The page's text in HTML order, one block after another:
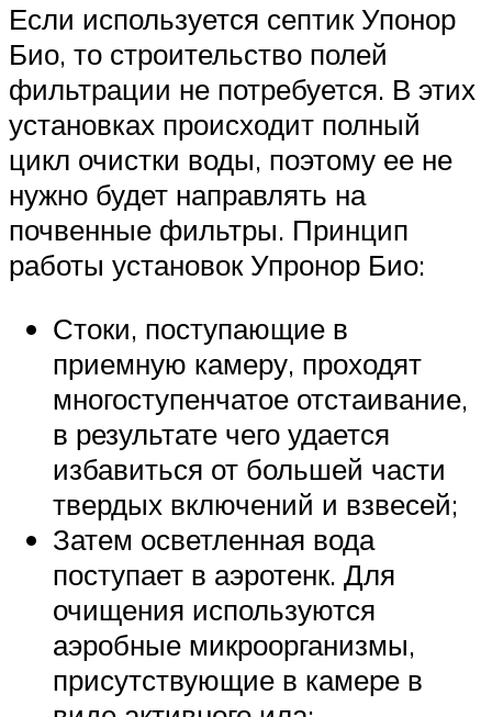
Если используется септик Упонор
Био, то строительство полей
фильтрации не потребуется. В этих
установках происходит полный
цикл очистки воды, поэтому ее не
нужно будет направлять на
почвенные фильтры. Принцип
работы установок Упронор Био:
Стоки, поступающие в
приемную камеру, проходят
многоступенчатое отстаивание,
в результате чего удается
избавиться от большей части
твердых включений и взвесей;
Затем осветленная вода
поступает в аэротенк. Для
очищения используются
аэробные микроорганизмы,
присутствующие в камере в